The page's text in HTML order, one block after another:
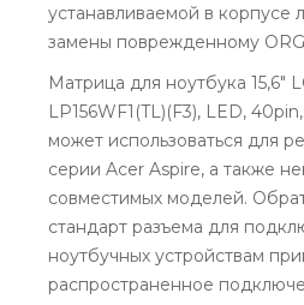
устанавливаемой в корпусе
замены поврежденному
Матрица для ноутбука 15,6"
LP156WF1(TL)(F3), LED,
может использоваться для
серии Acer Aspire, а также
совместимых моделей.
стандарт разъема для
ноутбучных устройствам
распространенное